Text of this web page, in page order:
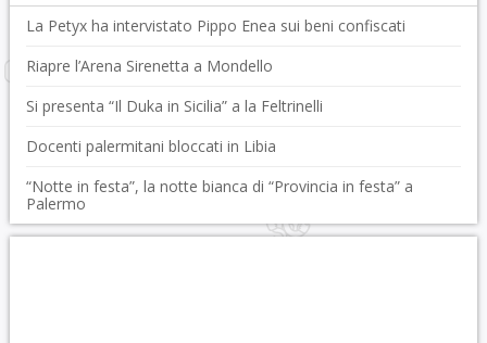
La Petyx ha intervistato Pippo Enea sui beni confiscati
Riapre l’Arena Sirenetta a Mondello
Si presenta “Il Duka in Sicilia” a la Feltrinelli
Docenti palermitani bloccati in Libia
“Notte in festa”, la notte bianca di “Provincia in festa” a
Palermo